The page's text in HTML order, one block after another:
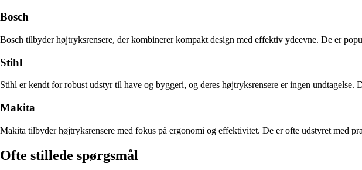
Bosch
Bosch tilbyder højtryksrensere, der kombinerer kompakt design med effektiv ydeevne. De er
Stihl
Stihl er kendt for robust udstyr til have og byggeri, og deres højtryksrensere er ingen
Makita
Makita tilbyder højtryksrensere med fokus på ergonomi og effektivitet. De er ofte udstyret med
Ofte stillede spørgsmål